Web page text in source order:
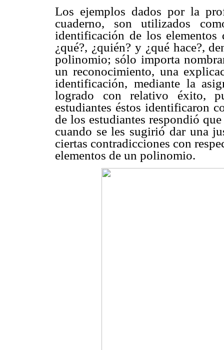
Los ejemplos dados por la
cuaderno, son utilizados
identificación de los
¿qué?, ¿quién? y ¿qué hace?,
polinomio; sólo importa
un reconocimiento, una
identificación, mediante la
logrado con relativo éxito,
estudiantes éstos identificaron
de los estudiantes respondió
cuando se les sugirió dar una
ciertas contradicciones con
elementos de un polinomio.